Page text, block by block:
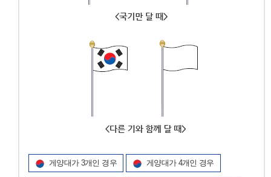
게양대가 3개인 경우 게양대가 4개인 경우